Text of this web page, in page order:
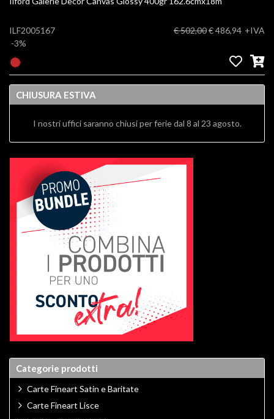
ILF2005167
-3%
€ 502,00€ 486,94 +IVA
CHIUSURA ESTIVA
I nostri uffici saranno chiusi per ferie dal 8 al 23 agosto.
Categorie prodotti
Carte Fineart Satin e Baritate
Carte Fineart Lisce